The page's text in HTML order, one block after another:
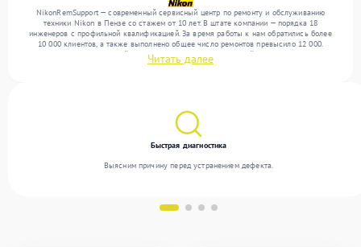
NikonRemSupport — современный сервисный центр по ремонту и обслуживанию
техники Nikon в Пензе со стажем от 10 лет. В штате компании — порядка 18
инженеров с профильной квалификацией. За время работы к нам обратились более
10 000 клиентов, а также выполнено общее число ремонтов превысило 12 000.
Ежемесячно в сервисный центр поступает более 300 устройств, включая , , . Мы
выполняем ремонт различного уровня сложности и поддерживаем высокий стандарт
Читать далее
Быстрая диагностика
Выясним причину перед устранением дефекта.